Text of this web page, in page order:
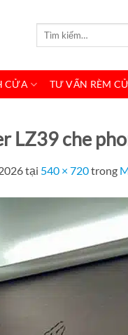
Tìm
kiếm:
CỬA TƯ VẤN RÈM
LZ39 che
tại 540 × 720trong